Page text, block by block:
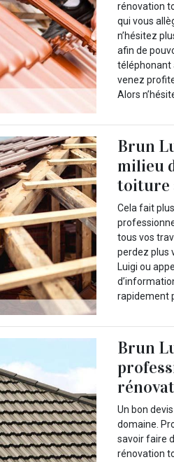
rénovation
qui vous
n’hésitez
afin de
téléphonant
venez
Alors
Brun
milieu
toiture
Cela fait
tous vos
perdez plus
Luigi ou
rapidement
Brun
Un bon
domaine.
savoir faire
rénovation